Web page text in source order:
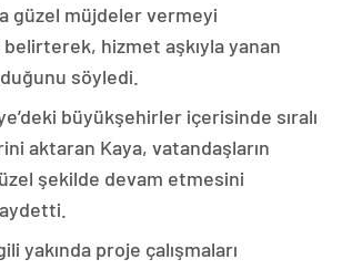
güzel müjdeler vermeyi
hizmet aşkıyla yanan
söyledi.
büyükşehirler içerisinde sıralı
aktaran Kaya, vatandaşların
şekilde devam etmesini
yakında proje çalışmaları